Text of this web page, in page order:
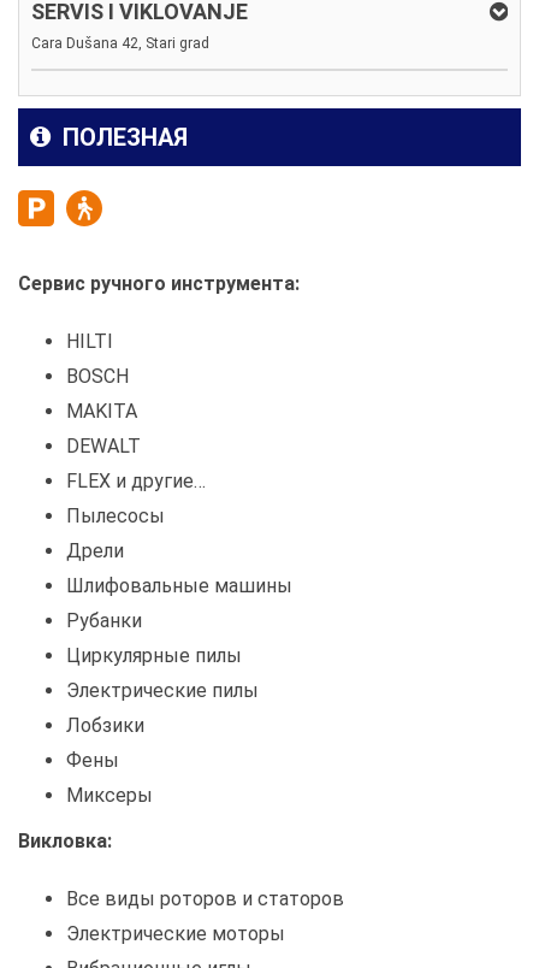
SERVIS I VIKLOVANJE
Cara Dušana 42, Stari grad
ПОЛЕЗНАЯ
Сервис ручного инструмента:
HILTI
BOSCH
MAKITA
DEWALT
FLEX и другие…
Пылесосы
Дрели
Шлифовальные машины
Рубанки
Циркулярные пилы
Электрические пилы
Лобзики
Фены
Миксеры
Викловка:
Все виды роторов и статоров
Электрические моторы